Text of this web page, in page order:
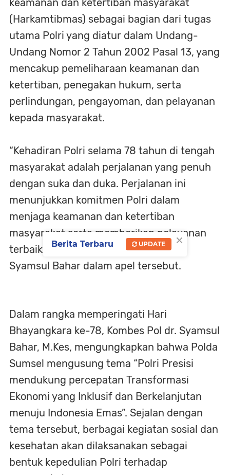
keamanan dan ketertiban masyarakat
(Harkamtibmas) sebagai bagian dari tugas
utama Polri yang diatur dalam Undang-
Undang Nomor 2 Tahun 2002 Pasal 13, yang
mencakup pemeliharaan keamanan dan
ketertiban, penegakan hukum, serta
perlindungan, pengayoman, dan pelayanan
kepada masyarakat.
“Kehadiran Polri selama 78 tahun di tengah
masyarakat adalah perjalanan yang penuh
dengan suka dan duka. Perjalanan ini
menunjukkan komitmen Polri dalam
menjaga keamanan dan ketertiban
masyarakat serta memberikan pelayanan
terbaik kepada masyarakat,” ujar dr.
Syamsul Bahar dalam apel tersebut.
Dalam rangka memperingati Hari
Bhayangkara ke-78, Kombes Pol dr. Syamsul
Bahar, M.Kes, mengungkapkan bahwa Polda
Sumsel mengusung tema “Polri Presisi
mendukung percepatan Transformasi
Ekonomi yang Inklusif dan Berkelanjutan
menuju Indonesia Emas”. Sejalan dengan
tema tersebut, berbagai kegiatan sosial dan
kesehatan akan dilaksanakan sebagai
bentuk kepedulian Polri terhadap
×
Berita Terbaru UPDATE